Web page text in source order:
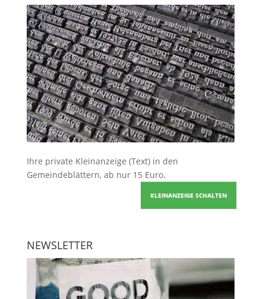
Ihre private Kleinanzeige (Text) in den
Gemeindeblättern, ab nur 15 Euro.
KLEINANZEIGE SCHALTEN
NEWSLETTER